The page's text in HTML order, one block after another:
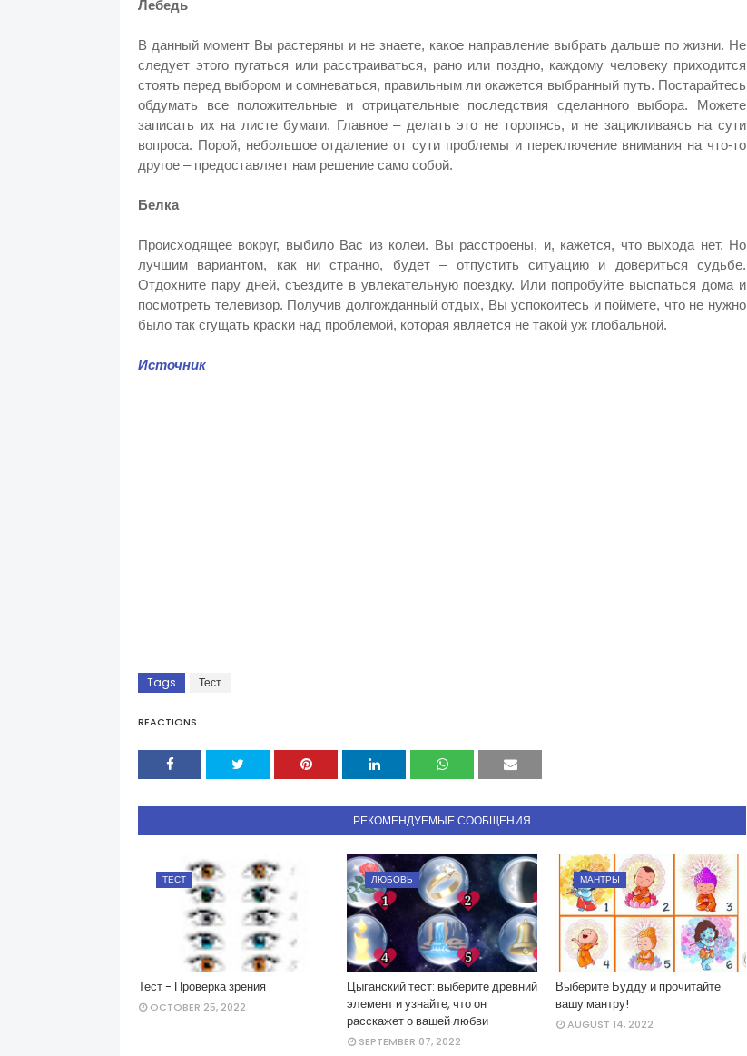
Лебедь
В данный момент Вы растеряны и не знаете, какое направление выбрать дальше по жизни. Не
следует этого пугаться или расстраиваться, рано или поздно, каждому человеку приходится
стоять перед выбором и сомневаться, правильным ли окажется выбранный путь. Постарайтесь
обдумать все положительные и отрицательные последствия сделанного выбора. Можете
записать их на листе бумаги. Главное – делать это не торопясь, и не зацикливаясь на сути
вопроса. Порой, небольшое отдаление от сути проблемы и переключение внимания на что-то
другое – предоставляет нам решение само собой.
Белка
Происходящее вокруг, выбило Вас из колеи. Вы расстроены, и, кажется, что выхода нет. Но
лучшим вариантом, как ни странно, будет – отпустить ситуацию и довериться судьбе.
Отдохните пару дней, съездите в увлекательную поездку. Или попробуйте выспаться дома и
посмотреть телевизор. Получив долгожданный отдых, Вы успокоитесь и поймете, что не нужно
было так сгущать краски над проблемой, которая является не такой уж глобальной.
Источник
Tags Тест
REACTIONS
РЕКОМЕНДУЕМЫЕ СООБЩЕНИЯ
ТЕСТ
Тест - Проверка зрения
OCTOBER 25, 2022
ЛЮБОВЬ
Цыганский тест: выберите древний
элемент и узнайте, что он
расскажет о вашей любви
SEPTEMBER 07, 2022
МАНТРЫ
Выберите Будду и прочитайте
вашу мантру!
AUGUST 14, 2022